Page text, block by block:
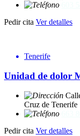
Pedir cita Ver detalles
Tenerife
Unidad de dolor
Cruz de Tenerife
Pedir cita Ver detalles